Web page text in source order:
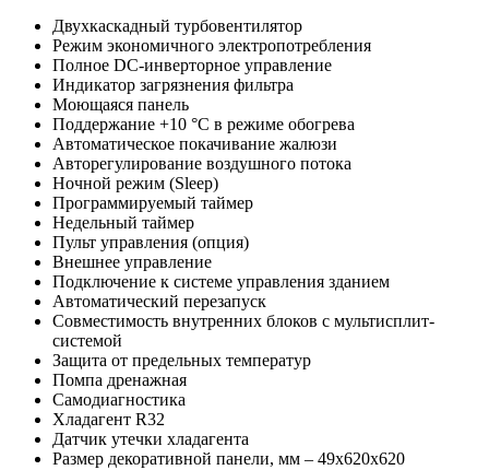
Двухкаскадный турбовентилятор
Режим экономичного электропотребления
Полное DC-инверторное управление
Индикатор загрязнения фильтра
Моющаяся панель
Поддержание +10 °С в режиме обогрева
Автоматическое покачивание жалюзи
Авторегулирование воздушного потока
Ночной режим (Sleep)
Программируемый таймер
Недельный таймер
Пульт управления (опция)
Внешнее управление
Подключение к системе управления зданием
Автоматический перезапуск
Совместимость внутренних блоков с мультисплит-
системой
Защита от предельных температур
Помпа дренажная
Самодиагностика
Хладагент R32
Датчик утечки хладагента
Размер декоративной панели, мм – 49х620х620